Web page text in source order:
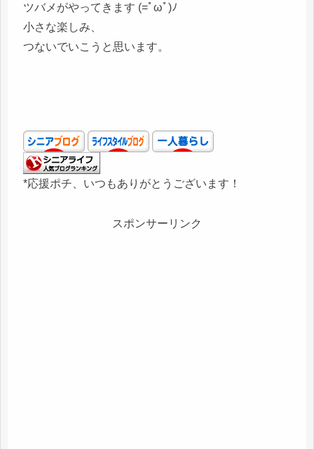
ツバメがやってきます (=ﾟωﾟ)ﾉ
小さな楽しみ、
つないでいこうと思います。
*応援ポチ、いつもありがとうございます！
スポンサーリンク